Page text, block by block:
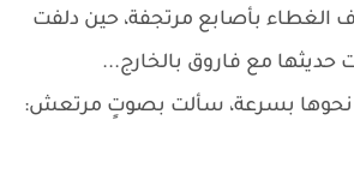
الغطاء بأصابع مرتجفة، حين دلفت
حديثها مع فاروق بالخارج...
نحوها بسرعة، سألت بصوتٍ مرتعش: